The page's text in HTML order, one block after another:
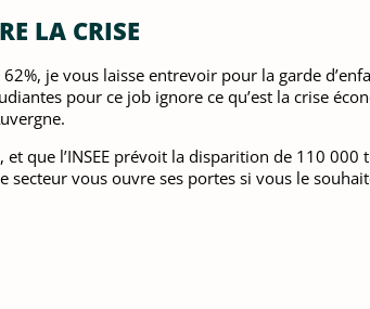
LA CRISE
je vous laisse entrevoir pour la garde
pour ce job ignore ce qu’est la crise
que l’INSEE prévoit la disparition de 110
secteur vous ouvre ses portes si vous le